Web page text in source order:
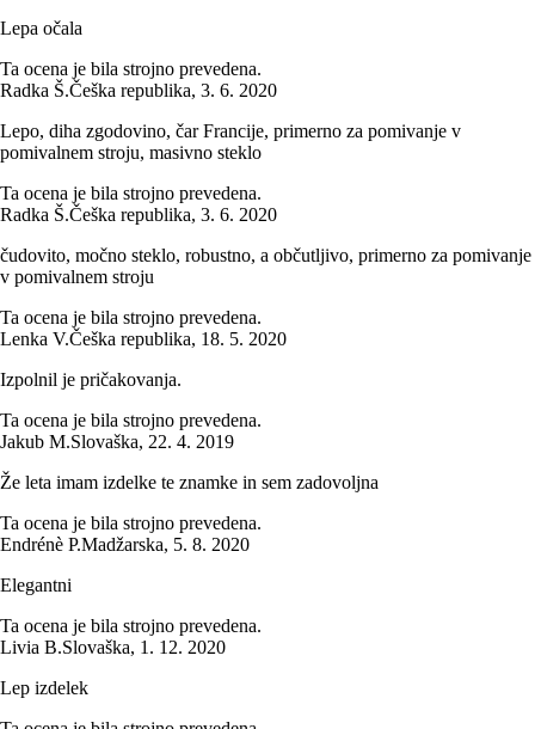
Lepa očala
Ta ocena je bila strojno prevedena.
Radka Š.Češka republika, 3. 6. 2020
Lepo, diha zgodovino, čar Francije, primerno za pomivanje v
pomivalnem stroju, masivno steklo
Ta ocena je bila strojno prevedena.
Radka Š.Češka republika, 3. 6. 2020
čudovito, močno steklo, robustno, a občutljivo, primerno za pomivanje
v pomivalnem stroju
Ta ocena je bila strojno prevedena.
Lenka V.Češka republika, 18. 5. 2020
Izpolnil je pričakovanja.
Ta ocena je bila strojno prevedena.
Jakub M.Slovaška, 22. 4. 2019
Že leta imam izdelke te znamke in sem zadovoljna
Ta ocena je bila strojno prevedena.
Endrénè P.Madžarska, 5. 8. 2020
Elegantni
Ta ocena je bila strojno prevedena.
Livia B.Slovaška, 1. 12. 2020
Lep izdelek